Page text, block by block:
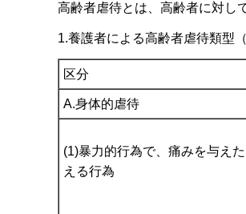
高齢者虐待とは、高齢者に対し
1.養護者による高齢者虐待類型（
区分
A.身体的虐待
(1)暴力的行為で、痛みを与え
える行為